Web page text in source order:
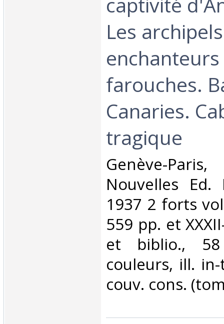
Les archipels
farouches.
Canaries.
tragique‎
‎Genève-
Nouvelles Ed.
1937 2 forts
559 pp. et
et biblio.,
couleurs, ill.
couv. cons.